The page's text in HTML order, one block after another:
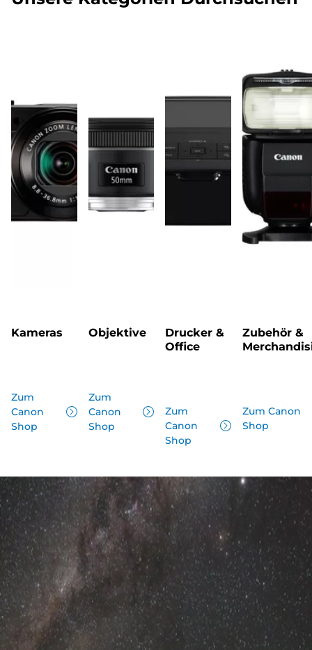
Kameras
Zum
Canon
Shop
Objektive
Zum
Canon
Shop
Drucker &
Office
Zum
Canon
Shop
Zubehör &
Zum Canon
Shop